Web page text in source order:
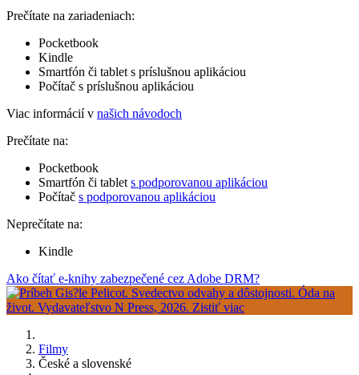
Prečítate na zariadeniach:
Pocketbook
Kindle
Smartfón či tablet s príslušnou aplikáciou
Počítač s príslušnou aplikáciou
Viac informácií v našich návodoch
Prečítate na:
Pocketbook
Smartfón či tablet s podporovanou aplikáciou
Počítač s podporovanou aplikáciou
Neprečítate na:
Kindle
Ako čítať e-knihy zabezpečené cez Adobe DRM?
Filmy
České a slovenské